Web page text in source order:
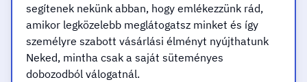
Felelősséggel dolgozunk
Gyors, minőségi kivitelezéssel
segítenek nekünk abban, hogy emlékezzünk rád,
amikor legközelebb meglátogatsz minket és így
személyre szabott vásárlási élményt nyújthatunk
Neked, mintha csak a saját süteményes
dobozodból válogatnál.